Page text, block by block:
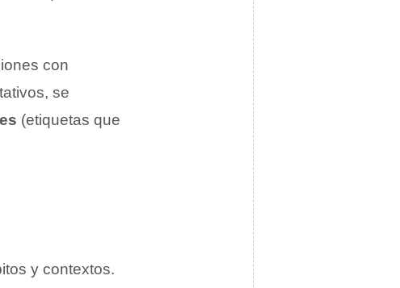
con
se
(etiquetas que
y contextos.